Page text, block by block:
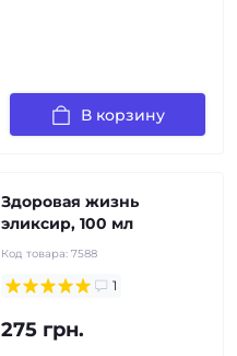
В корзину
Здоровая жизнь
эликсир, 100 мл
Код товара: 7588
1
275 грн.